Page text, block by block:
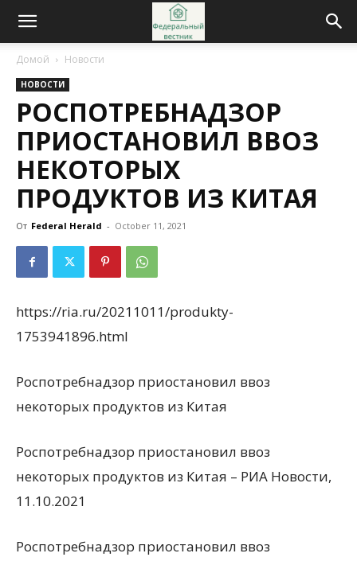
Домой Новости
НОВОСТИ
РОСПОТРЕБНАДЗОР
ПРИОСТАНОВИЛ ВВОЗ
НЕКОТОРЫХ
ПРОДУКТОВ ИЗ КИТАЯ
От Federal Herald - October 11, 2021
https://ria.ru/20211011/produkty-
1753941896.html
Роспотребнадзор приостановил ввоз
некоторых продуктов из Китая
Роспотребнадзор приостановил ввоз
некоторых продуктов из Китая – РИА Новости,
11.10.2021
Роспотребнадзор приостановил ввоз